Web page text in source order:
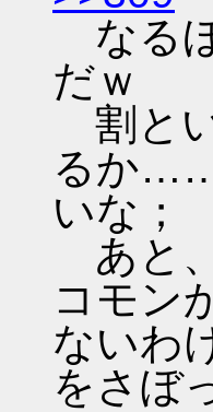
なる
だｗ
割と
るか……
いな；
あと
コモン
ないわ
をさぼ